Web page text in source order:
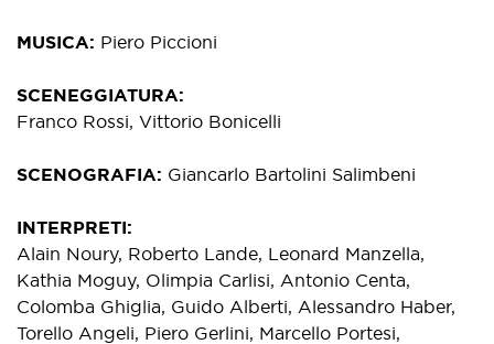
MUSICA Piero Piccioni
SCENEGGIATURA
Franco Rossi, Vittorio Bonicelli
SCENOGRAFIA Giancarlo Bartolini Salimbeni
INTERPRETI
Alain Noury, Roberto Lande, Leonard Manzella,
Kathia Moguy, Olimpia Carlisi, Antonio Centa,
Colomba Ghiglia, Guido Alberti, Alessandro Haber,
Torello Angeli, Piero Gerlini, Marcello Portesi,